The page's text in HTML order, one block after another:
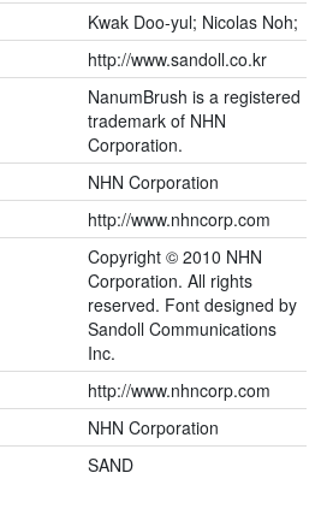
Kwak Doo-yul; Nicolas Noh;
http://www.sandoll.co.kr
NanumBrush is a registered
trademark of NHN
Corporation.
NHN Corporation
http://www.nhncorp.com
Copyright © 2010 NHN
Corporation. All rights
reserved. Font designed by
Sandoll Communications
Inc.
http://www.nhncorp.com
NHN Corporation
SAND